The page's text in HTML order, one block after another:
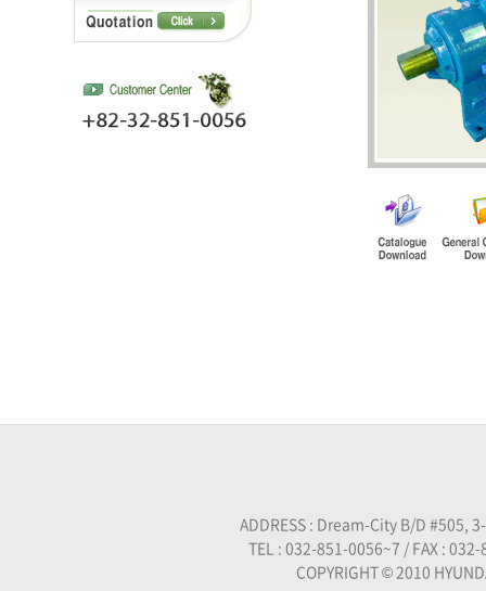
ADDRESS : Dream-City B/D #505,
TEL : 032-851-0056~7 / FAX :
COPYRIGHT © 2010